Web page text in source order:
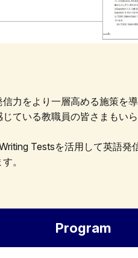
力をより一層高める施策を
ている教職員の皆さまもい
Testsを活用して英語発
。
Program